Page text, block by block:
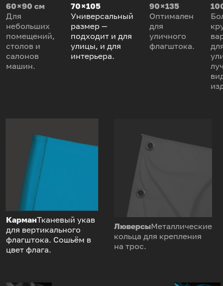
60 × 90 см
Для
небольших
помещений,
столов и
салонов
машин.
70 × 105
Универсальный
размер —
подходит и для
улицы, и для
интерьера.
90 × 135
Оптимален
для
уличного
флагштока.
КарманТканевый укав
для вертикального
флагштока. Сошьём в
цвет флага.
ЛюверсыМеталлические
кольца для крепления
на трос.